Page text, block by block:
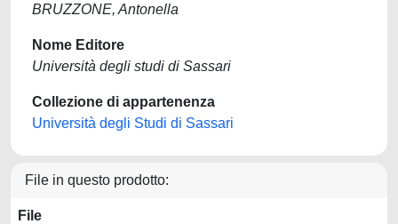
BRUZZONE, Antonella
Nome Editore
Università degli studi di Sassari
Collezione di appartenenza
Università degli Studi di Sassari
File in questo prodotto:
File